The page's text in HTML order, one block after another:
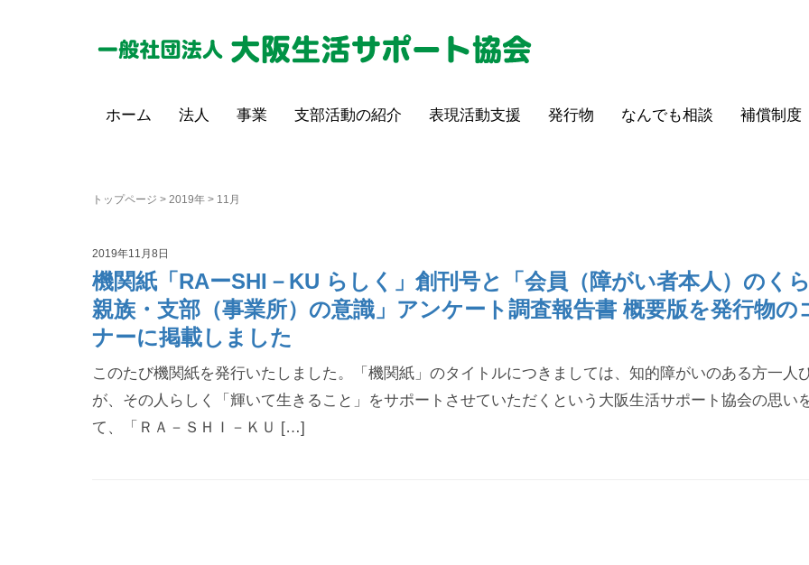
ホーム 法人 事業 支部活動の紹介 表現活動支援 発行物 なんでも相談 補償制度
トップページ > 2019年 > 11月
2019年11月8日
機関紙「RAーSHI－KU らしく」創刊号と「会員（障がい者本人）のく
親族・支部（事業所）の意識」アンケート調査報告書 概要版を発行物の
ナーに掲載しました
このたび機関紙を発行いたしました。「機関紙」のタイトルにつきましては、知的障がいのある方一人
が、その人らしく「輝いて生きること」をサポートさせていただくという大阪生活サポート協会の思い
て、「ＲＡ－ＳＨＩ－ＫＵ […]